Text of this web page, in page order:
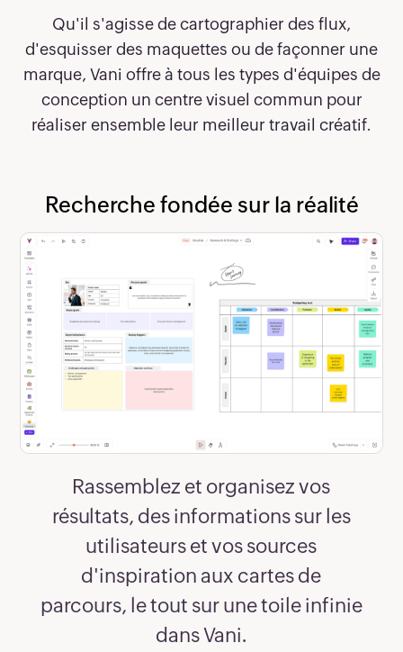
Qu'il s'agisse de cartographier des flux,
d'esquisser des maquettes ou de façonner une
marque, Vani offre à tous les types d'équipes de
conception un centre visuel commun pour
réaliser ensemble leur meilleur travail créatif.
Recherche fondée sur la réalité
Rassemblez et organisez vos
résultats, des informations sur les
utilisateurs et vos sources
d'inspiration aux cartes de
parcours, le tout sur une toile infinie
dans Vani.